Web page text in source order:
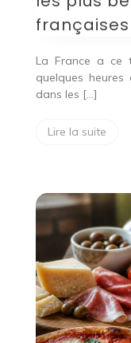
françaises
La France a ce
quelques
dans les […]
Lire la suite